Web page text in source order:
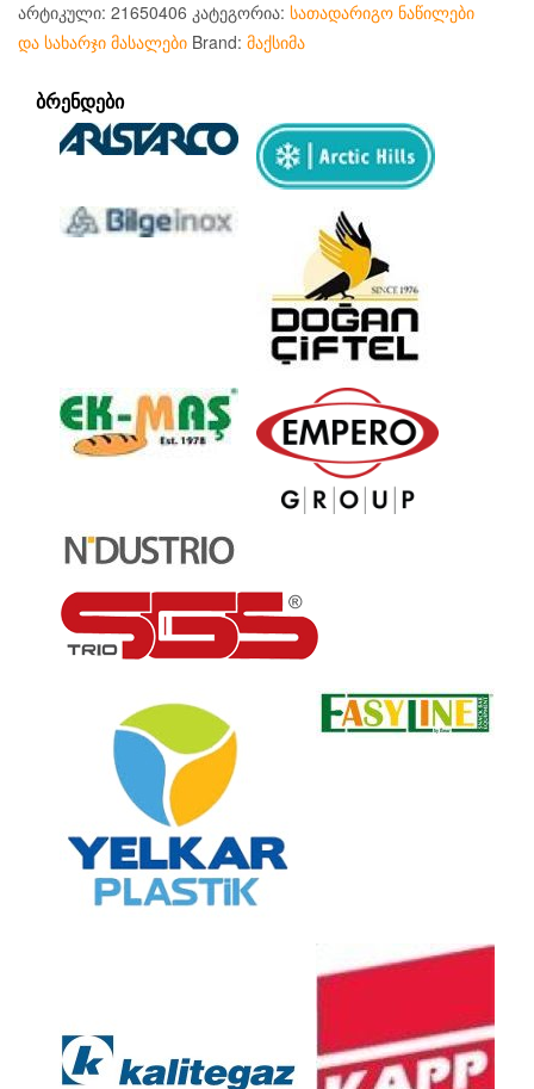
არტიკული: 21650406 კატეგორია: სათადარიგო ნაწილები
და სახარჯი მასალები Brand: მაქსიმა
ᲑᲠᲔᲜᲓᲔᲑᲘ